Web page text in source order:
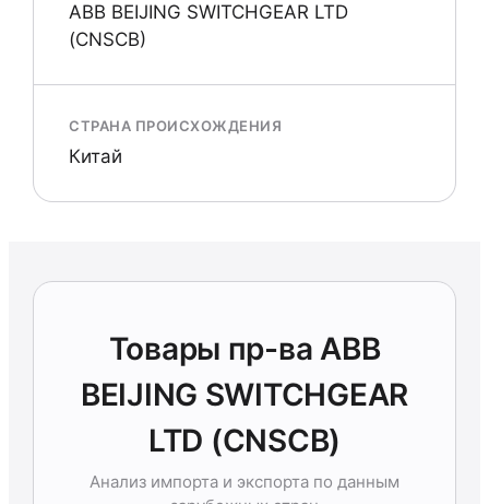
ABB BEIJING SWITCHGEAR LTD
(CNSCB)
СТРАНА ПРОИСХОЖДЕНИЯ
Китай
Товары пр-ва ABB
BEIJING SWITCHGEAR
LTD (CNSCB)
Анализ импорта и экспорта по данным